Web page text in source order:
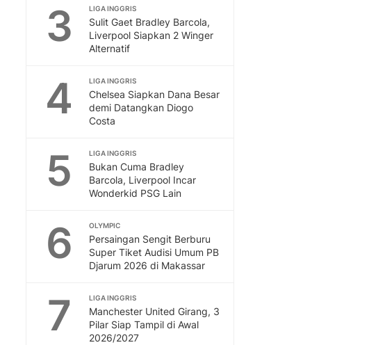
3 LIGA INGGRIS
Sulit Gaet Bradley Barcola,
Liverpool Siapkan 2 Winger
Alternatif
4 LIGA INGGRIS
Chelsea Siapkan Dana Besar
demi Datangkan Diogo
Costa
5 LIGA INGGRIS
Bukan Cuma Bradley
Barcola, Liverpool Incar
Wonderkid PSG Lain
6 OLYMPIC
Persaingan Sengit Berburu
Super Tiket Audisi Umum PB
Djarum 2026 di Makassar
7 LIGA INGGRIS
Manchester United Girang, 3
Pilar Siap Tampil di Awal
2026/2027